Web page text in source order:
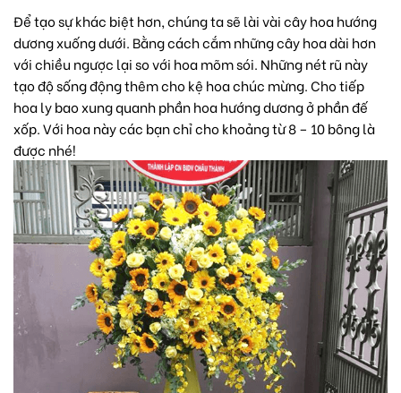
Để tạo sự khác biệt hơn, chúng ta sẽ lài vài câyhoa hướng
dươngxuống dưới. Bằng cách cắm những cây hoa dài hơn
với chiều ngược lại so với hoa mõm sói. Những nét rũ này
tạo độ sống động thêm cho kệ hoa chúc mừng. Cho tiếp
hoa ly bao xung quanh phần hoa hướng dương ở phần đế
xốp. Với hoa này các bạn chỉ cho khoảng từ 8 – 10 bông là
được nhé!